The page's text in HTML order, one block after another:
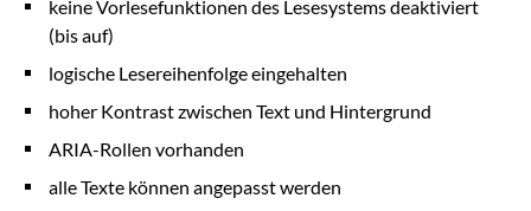
keine Vorlesefunktionen des Lesesystems deaktiviert
(bis auf)
logische Lesereihenfolge eingehalten
hoher Kontrast zwischen Text und Hintergrund
ARIA-Rollen vorhanden
alle Texte können angepasst werden